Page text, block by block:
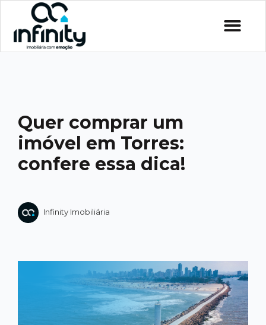
Quer comprar um
imóvel em Torres:
confere essa dica!
Infinity Imobiliária